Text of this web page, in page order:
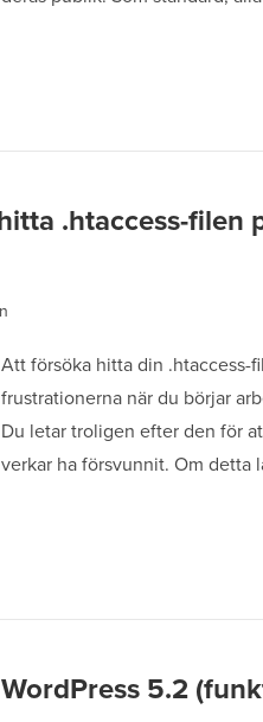
.htaccess-filen
Att försöka hitta din .htaccess-
frustrationerna när du börjar
Du letar troligen efter den för
verkar ha försvunnit. Om detta
5.2